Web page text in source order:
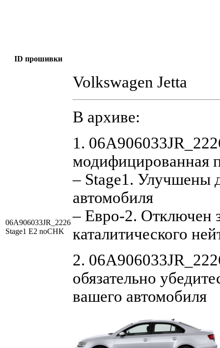
ID прошивки
06A906033JR_2226
Stage1 E2 noCHK
Volkswagen Jetta
В архиве:
1.
модифицированная
– Stage1. Улучшены
автомобиля
– Евро-2. Отключен
каталитического
2.
обязательно
вашего автомобиля